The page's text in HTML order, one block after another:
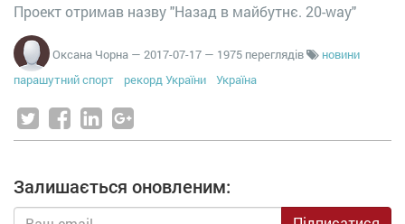
Проект отримав назву "Назад в майбутнє. 20-way"
Оксана Чорна — 2017-07-17 — 1975 переглядів
новини
парашутний спорт
рекорд України Україна
Залишається оновленим: